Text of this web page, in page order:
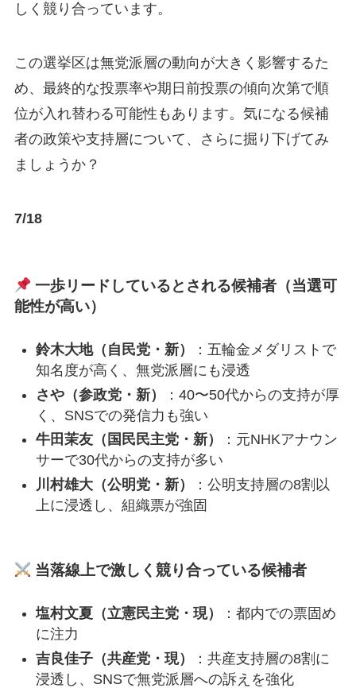
しく競り合っています。
この選挙区は無党派層の動向が大きく影響するた
め、最終的な投票率や期日前投票の傾向次第で順
位が入れ替わる可能性もあります。気になる候補
者の政策や支持層について、さらに掘り下げてみ
ましょうか？
7/18
一歩リードしているとされる候補者（当選可
能性が高い）
鈴木大地（自民党・新）
：五輪金メダリストで
知名度が高く、無党派層にも浸透
さや（参政党・新）
：40〜50代からの支持が厚
く、SNSでの発信力も強い
牛田茉友（国民民主党・新）
：元NHKアナウン
サーで30代からの支持が多い
川村雄大（公明党・新）
：公明支持層の8割以
上に浸透し、組織票が強固
当落線上で激しく競り合っている候補者
塩村文夏（立憲民主党・現）
：都内での票固め
に注力
吉良佳子（共産党・現）
：共産支持層の8割に
浸透し、SNSで無党派層への訴えを強化